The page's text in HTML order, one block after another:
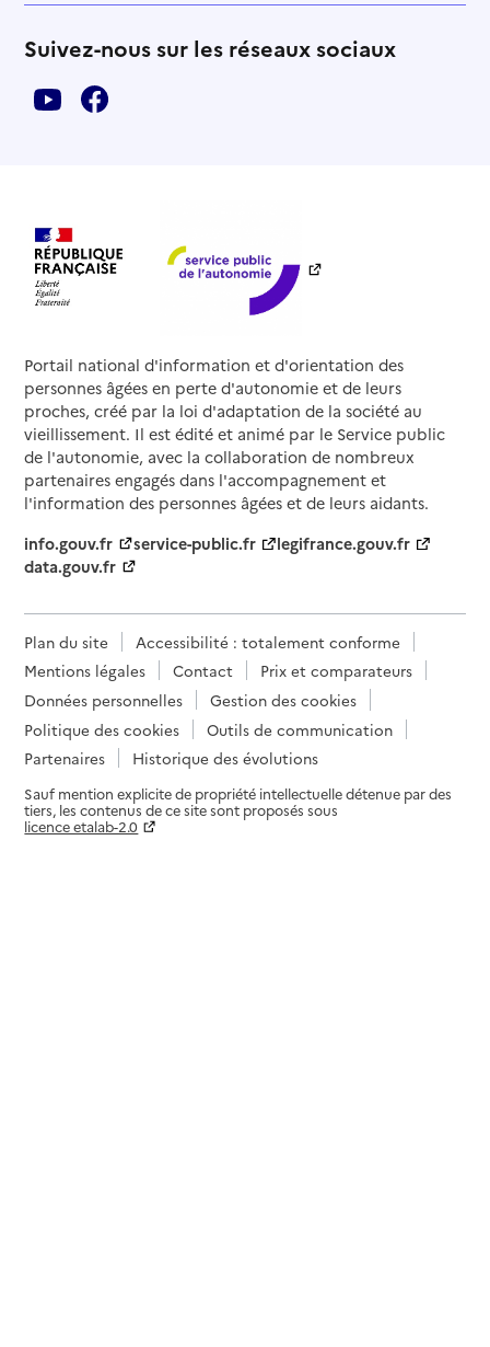
Suivez-nous sur les réseaux sociaux
Portail national d'information et d'orientation des
personnes âgées en perte d'autonomie et de leurs
proches, créé par la loi d'adaptation de la société au
vieillissement. Il est édité et animé par le Service public
de l'autonomie, avec la collaboration de nombreux
partenaires engagés dans l'accompagnement et
l'information des personnes âgées et de leurs aidants.
info.gouv.fr
service-public.fr
legifrance.gouv.fr
data.gouv.fr
Plan du site
Accessibilité : totalement conforme
Mentions légales
Contact
Prix et comparateurs
Données personnelles
Gestion des cookies
Politique des cookies
Outils de communication
Partenaires
Historique des évolutions
Sauf mention explicite de propriété intellectuelle détenue par des
tiers, les contenus de ce site sont proposés sous
licence etalab-2.0